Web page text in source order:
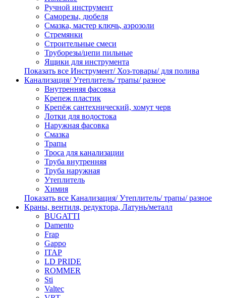
Ручной инструмент
Саморезы, дюбеля
Смазка, мастер ключь, аэрозоли
Стремянки
Строительные смеси
Труборезы/цепи пильные
Ящики для инструмента
Показать все Инструмент/ Хоз-товары/ для полива
Канализация/ Утеплитель/ трапы/ разное
Внутренняя фасовка
Крепеж пластик
Крепёж сантехнический, хомут черв
Лотки для водостока
Наружная фасовка
Смазка
Трапы
Троса для канализации
Труба внутренняя
Труба наружная
Утеплитель
Химия
Показать все Канализация/ Утеплитель/ трапы/ разное
Краны, вентиля, редуктора, Латунь/металл
BUGATTI
Damento
Frap
Gappo
ITAP
LD PRIDE
ROMMER
Sti
Valtec